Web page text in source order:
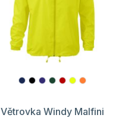
Větrovka Windy Malfini